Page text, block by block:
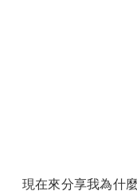
現在來分享我為什